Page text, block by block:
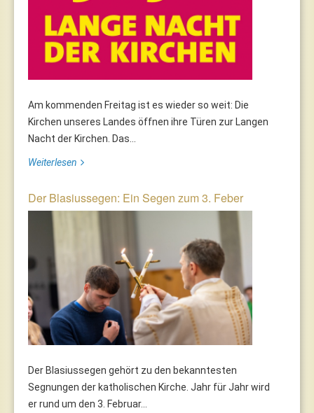
Am kommenden Freitag ist es wieder so weit: Die
Kirchen unseres Landes öffnen ihre Türen zur Langen
Nacht der Kirchen. Das...
Weiterlesen
Der Blasiussegen: Ein Segen zum 3. Feber
Der Blasiussegen gehört zu den bekanntesten
Segnungen der katholischen Kirche. Jahr für Jahr wird
er rund um den 3. Februar...